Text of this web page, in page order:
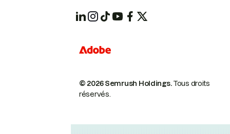
© 2026 Semrush Holdings.Tous droits
réservés.